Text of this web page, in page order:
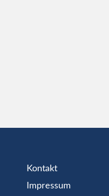
Kontakt
Impressum